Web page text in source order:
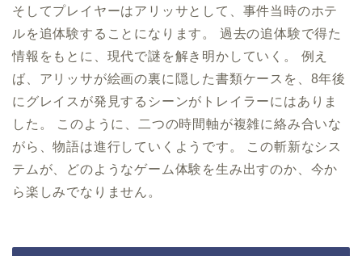
そしてプレイヤーはアリッサとして、事件当時のホテ
ルを追体験することになります。 過去の追体験で得た
情報をもとに、現代で謎を解き明かしていく。 例え
ば、アリッサが絵画の裏に隠した書類ケースを、8年後
にグレイスが発見するシーンがトレイラーにはありま
した。 このように、二つの時間軸が複雑に絡み合いな
がら、物語は進行していくようです。 この斬新なシス
テムが、どのようなゲーム体験を生み出すのか、今か
ら楽しみでなりません。